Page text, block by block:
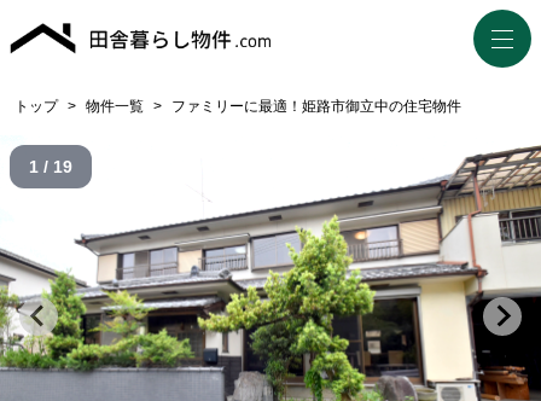
トップ > 物件一覧 > ファミリーに最適！姫路市御立中の住宅物件
1 / 19